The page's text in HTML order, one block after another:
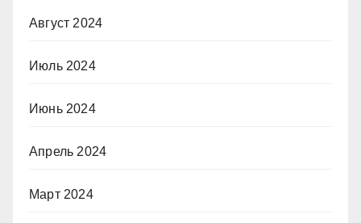
Август 2024
Июль 2024
Июнь 2024
Апрель 2024
Март 2024